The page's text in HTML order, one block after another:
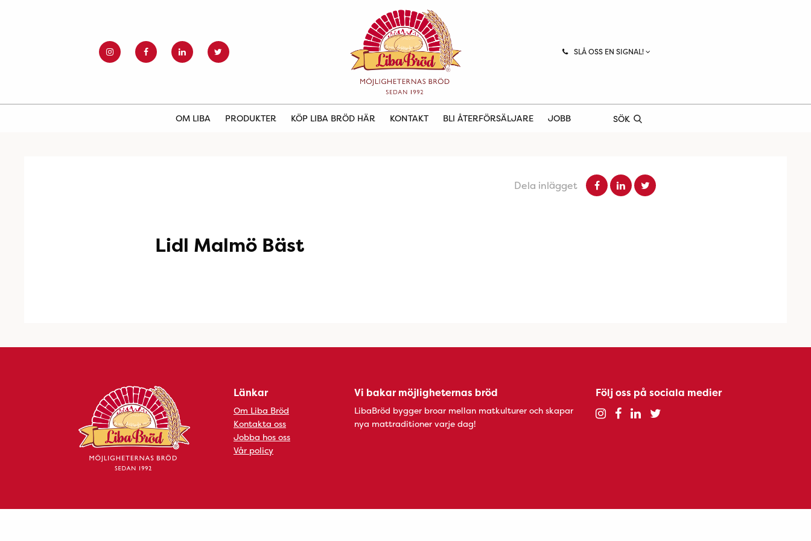
SLÅ OSS EN SIGNAL!
OM LIBA PRODUKTER KÖP LIBA BRÖD HÄR KONTAKT BLI ÅTERFÖRSÄLJARE JOBB SÖK
Dela inlägget
Lidl Malmö Bäst
Länkar
Om Liba Bröd
Kontakta oss
Jobba hos oss
Vår policy
Vi bakar möjligheternas bröd
LibaBröd bygger broar mellan matkulturer och skapar
nya mattraditioner varje dag!
Följ oss på sociala medier